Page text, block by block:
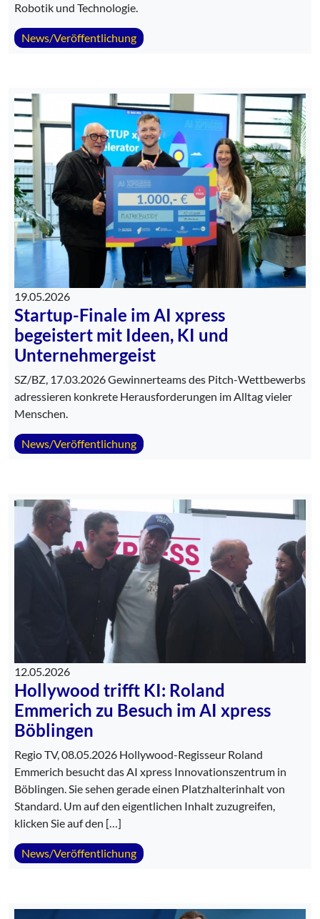
Robotik und Technologie.
News/Veröffentlichung
19.05.2026
Startup-Finale im AI xpress
begeistert mit Ideen, KI und
Unternehmergeist
SZ/BZ, 17.03.2026 Gewinnerteams des Pitch-Wettbewerbs
adressieren konkrete Herausforderungen im Alltag vieler
Menschen.
News/Veröffentlichung
12.05.2026
Hollywood trifft KI: Roland
Emmerich zu Besuch im AI xpress
Böblingen
Regio TV, 08.05.2026 Hollywood-Regisseur Roland
Emmerich besucht das AI xpress Innovationszentrum in
Böblingen. Sie sehen gerade einen Platzhalterinhalt von
Standard. Um auf den eigentlichen Inhalt zuzugreifen,
klicken Sie auf den […]
News/Veröffentlichung